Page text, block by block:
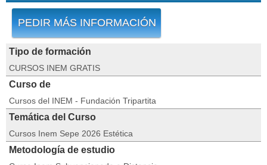
PEDIR MÁS INFORMACIÓN
Tipo de formación
CURSOS INEM GRATIS
Curso de
Cursos del INEM - Fundación Tripartita
Temática del Curso
Cursos Inem Sepe 2026 Estética
Metodología de estudio